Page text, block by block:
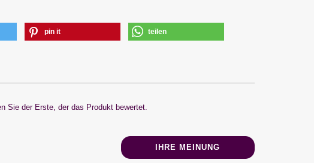
pin it teilen
Sie der Erste, der das Produkt bewertet.
IHRE MEINUNG